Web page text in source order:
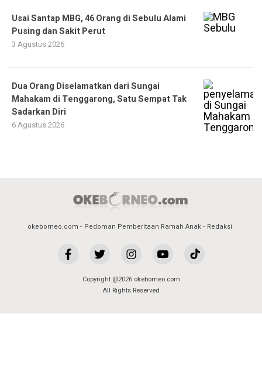
Usai Santap MBG, 46 Orang di Sebulu Alami
Pusing dan Sakit Perut
3 Agustus 2026
Dua Orang Diselamatkan dari Sungai
Mahakam di Tenggarong, Satu Sempat Tak
Sadarkan Diri
6 Agustus 2026
okeborneo.com Pedoman Pemberitaan Ramah Anak Redaksi
Copyright @2026 okeborneo.com
All Rights Reserved